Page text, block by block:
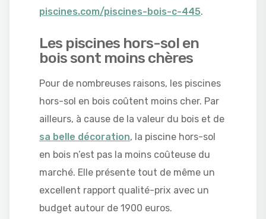
piscines.com/piscines-bois-c-445.
Les piscines hors-sol en
bois sont moins chères
Pour de nombreuses raisons, les piscines
hors-sol en bois coûtent moins cher. Par
ailleurs, à cause de la valeur du bois et de
sa belle décoration, la piscine hors-sol
en bois n’est pas la moins coûteuse du
marché. Elle présente tout de même un
excellent rapport qualité-prix avec un
budget autour de 1900 euros.